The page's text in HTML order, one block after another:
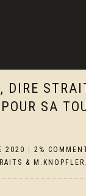
DIRE
SA
2020 2%
& M.KNOPFLER ,